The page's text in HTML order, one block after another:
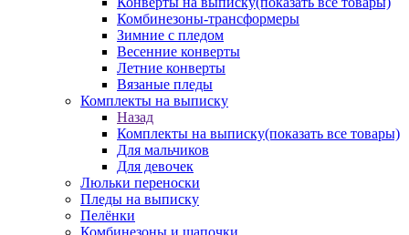
Комбинезоны-трансформеры
Зимние с пледом
Весенние конверты
Летние конверты
Вязаные пледы
Комплекты на выписку
Назад
Комплекты на выписку(показать все товары)
Для мальчиков
Для девочек
Люльки переноски
Пледы на выписку
Пелёнки
Комбинезоны и шапочки